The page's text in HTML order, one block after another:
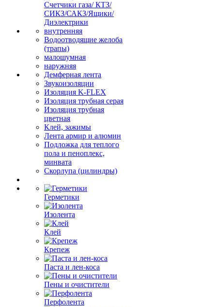
Счетчики газа/ КТЗ/
СИКЗ/САКЗ/Ящики/
Диэлектрики
внутренняя
Водоотводящие желоба
(трапы)
малошумная
наружняя
Демферная лента
Звукоизоляции
Изоляция K-FLEX
Изоляция трубная серая
Изоляция трубная
цветная
Клей, зажимы
Лента армир и алюмин
Подложка для теплого
пола и пеноплекс,
минвата
Скорлупа (цилиндры)
Герметики
Изолента
Клей
Крепеж
Паста и лен-коса
Пены и очистители
Перфолента